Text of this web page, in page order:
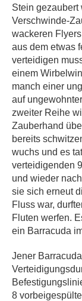
Stein gezaubert
Verschwinde-
wackeren
aus dem etwas
verteidigen
einem
manch einer
auf
zweiter Reihe
Zauberhand
bereits
wuchs und es
verteidigenden
und wieder
sie sich erneut
Fluss war,
Fluten werfen.
ein Barracuda
Jener
8